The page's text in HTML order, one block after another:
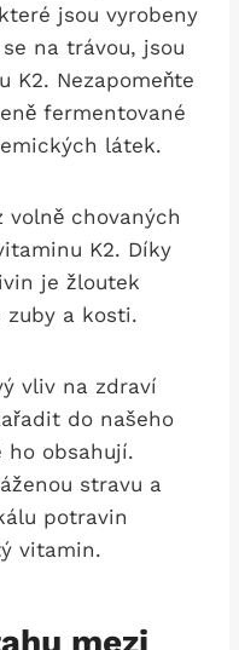
jsou vyrobeny
na trávou, jsou
K2. Nezapomeňte
fermentované
látek.
volně chovaných
K2. Díky
je žloutek
zuby a kosti.
vliv na zdraví
do našeho
ho obsahují.
stravu a
potravin
vitamin.
mezi